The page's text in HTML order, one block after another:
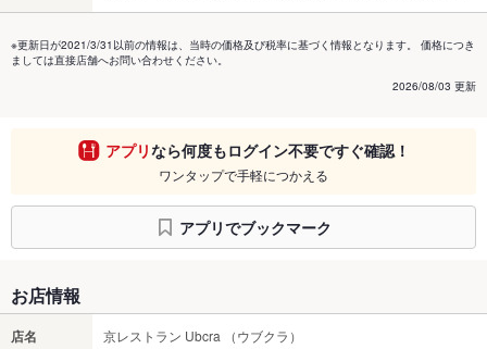
※更新日が2021/3/31以前の情報は、当時の価格及び税率に基づく情報となります。 価格につき
ましては直接店舗へお問い合わせください。
2026/08/03 更新
アプリなら何度もログイン不要ですぐ確認！
ワンタップで手軽につかえる
アプリでブックマーク
お店情報
店名 京レストラン Ubcra （ウブクラ）